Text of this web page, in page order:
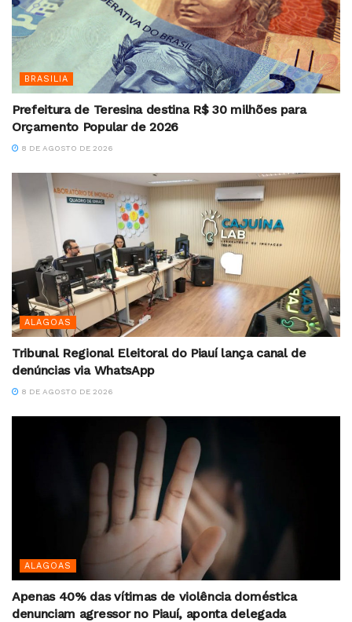
BRASILIA
Prefeitura de Teresina destina R$ 30 milhões para
Orçamento Popular de 2026
8 DE AGOSTO DE 2026
ALAGOAS
Tribunal Regional Eleitoral do Piauí lança canal de
denúncias via WhatsApp
8 DE AGOSTO DE 2026
ALAGOAS
Apenas 40% das vítimas de violência doméstica
denunciam agressor no Piauí, aponta delegada